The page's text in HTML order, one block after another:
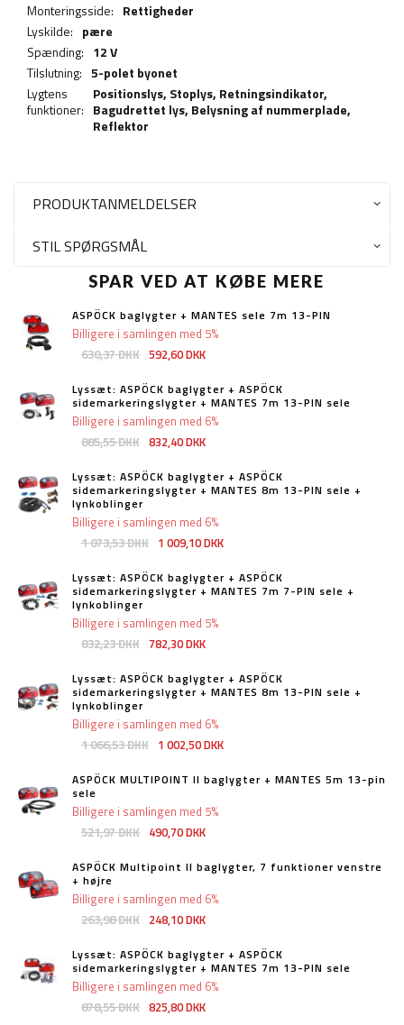
Monteringsside: Rettigheder
Lyskilde: pære
Spænding: 12 V
Tilslutning: 5-polet byonet
Lygtens
funktioner:
Positionslys, Stoplys, Retningsindikator,
Bagudrettet lys, Belysning af nummerplade,
Reflektor
PRODUKTANMELDELSER
STIL SPØRGSMÅL
SPAR VED AT KØBE MERE
ASPÖCK baglygter + MANTES sele 7m 13-PIN
630,37 DKK 592,60 DKK
Billigere i samlingen med 5%
Lyssæt: ASPÖCK baglygter + ASPÖCK
sidemarkeringslygter + MANTES 7m 13-PIN sele
885,55 DKK 832,40 DKK
Billigere i samlingen med 6%
Lyssæt: ASPÖCK baglygter + ASPÖCK
sidemarkeringslygter + MANTES 8m 13-PIN sele +
lynkoblinger
1 073,53 DKK 1 009,10 DKK
Billigere i samlingen med 6%
Lyssæt: ASPÖCK baglygter + ASPÖCK
sidemarkeringslygter + MANTES 7m 7-PIN sele +
lynkoblinger
832,23 DKK 782,30 DKK
Billigere i samlingen med 5%
Lyssæt: ASPÖCK baglygter + ASPÖCK
sidemarkeringslygter + MANTES 8m 13-PIN sele +
lynkoblinger
1 066,53 DKK 1 002,50 DKK
Billigere i samlingen med 6%
ASPÖCK MULTIPOINT II baglygter + MANTES 5m 13-pin
sele
521,97 DKK 490,70 DKK
Billigere i samlingen med 5%
ASPÖCK Multipoint II baglygter, 7 funktioner venstre
+ højre
263,98 DKK 248,10 DKK
Billigere i samlingen med 6%
Lyssæt: ASPÖCK baglygter + ASPÖCK
sidemarkeringslygter + MANTES 7m 13-PIN sele
878,55 DKK 825,80 DKK
Billigere i samlingen med 6%